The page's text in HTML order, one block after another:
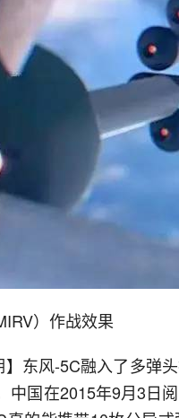
）作战效果
】东风-5C融入了多弹
中国在2015年9月3日